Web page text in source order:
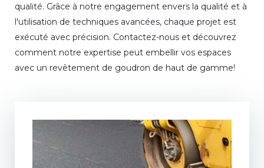
qualité. Grâce à notre engagement envers la qualité et à
l'utilisation de techniques avancées, chaque projet est
exécuté avec précision. Contactez-nous et découvrez
comment notre expertise peut embellir vos espaces
avec un revêtement de goudron de haut de gamme!